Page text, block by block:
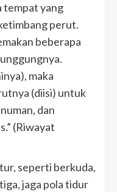
tempat yang
perut.
beberapa
maka
(diisi) untuk
dan
(Riwayat
seperti berkuda,
jaga pola tidur